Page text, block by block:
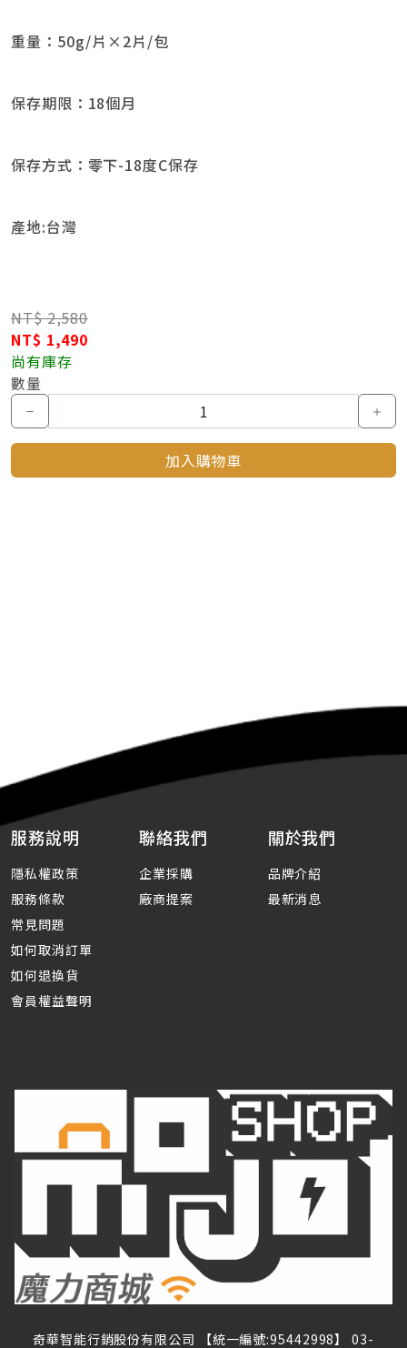
重量：50g/片×2片/包
保存期限：18個月
保存方式：零下-18度C保存
產地:台灣
NT$ 2,580
NT$ 1,490
尚有庫存
數量
加入購物車
服務說明
隱私權政策
服務條款
常見問題
如何取消訂單
如何退換貨
會員權益聲明
聯絡我們
企業採購
廠商提案
關於我們
品牌介紹
最新消息
奇華智能行銷股份有限公司 【統一編號:95442998】03-